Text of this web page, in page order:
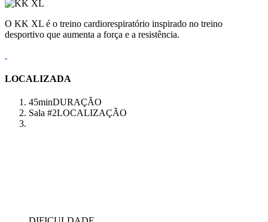
O KK XL é o treino cardiorespiratório inspirado no treino
desportivo que aumenta a força e a resistência.
LOCALIZADA
45minDURAÇÃO
Sala #2LOCALIZAÇÃO